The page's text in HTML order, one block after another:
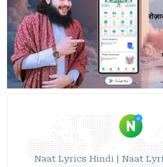
Naat Lyrics Hindi | Naat